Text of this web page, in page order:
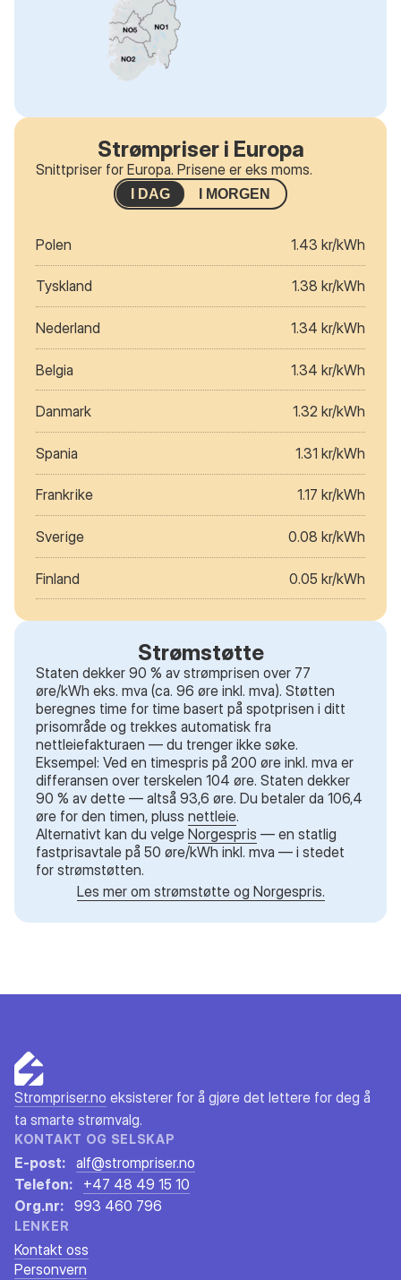
Strømpriser i Europa
Snittpriser for Europa. Prisene er eks moms.
I DAG I MORGEN
Polen 1.43 kr/kWh
Tyskland 1.38 kr/kWh
Nederland 1.34 kr/kWh
Belgia 1.34 kr/kWh
Danmark 1.32 kr/kWh
Spania 1.31 kr/kWh
Frankrike 1.17 kr/kWh
Sverige 0.08 kr/kWh
Finland 0.05 kr/kWh
Strømstøtte
Staten dekker 90 % av strømprisen over 77
øre/kWh eks. mva (ca. 96 øre inkl. mva). Støtten
beregnes time for time basert på spotprisen i ditt
prisområde og trekkes automatisk fra
nettleiefakturaen — du trenger ikke søke.
Eksempel: Ved en timespris på 200 øre inkl. mva er
differansen over terskelen 104 øre. Staten dekker
90 % av dette — altså 93,6 øre. Du betaler da 106,4
øre for den timen, pluss nettleie.
Alternativt kan du velge Norgespris — en statlig
fastprisavtale på 50 øre/kWh inkl. mva — i stedet
for strømstøtten.
Les mer om strømstøtte og Norgespris.
Strompriser.no eksisterer for å gjøre det lettere for deg å
ta smarte strømvalg.
KONTAKT OG SELSKAP
E-post: alf@strompriser.no
Telefon:
+47 48 49 15 10
Org.nr: 993 460 796
LENKER
Kontakt oss
Personvern